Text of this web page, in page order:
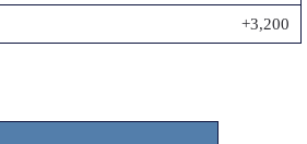
+3,200